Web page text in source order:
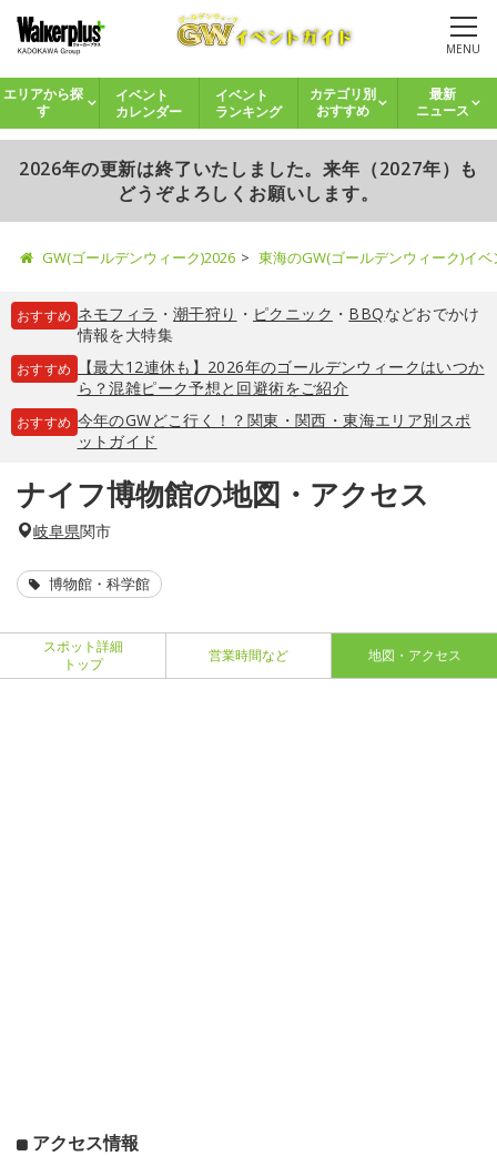
MENU
エリアから探
す
イベント
カレンダー
イベント
ランキング
カテゴリ別
おすすめ
最新
ニュース
2026年の更新は終了いたしました。来年（2027年）も
どうぞよろしくお願いします。
GW(ゴールデンウィーク)2026 東海のGW(ゴールデンウィーク)イ
おすすめ ネモフィラ ・ 潮干狩り ・ ピクニック ・ BBQなどおでかけ
情報を大特集
おすすめ
【最大12連休も】2026年のゴールデンウィークはいつか
ら？混雑ピーク予想と回避術をご紹介
おすすめ 今年のGWどこ行く！？関東・関西・東海エリア別スポ
ットガイド
ナイフ博物館の地図・アクセス
岐阜県関市
博物館・科学館
スポット詳細
トップ
営業時間など 地図・アクセス
アクセス情報